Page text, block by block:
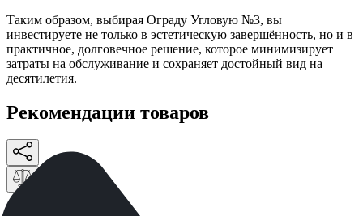
Таким образом, выбирая Ограду Угловую №3, вы
инвестируете не только в эстетическую завершённость, но и в
практичное, долговечное решение, которое минимизирует
затраты на обслуживание и сохраняет достойный вид на
десятилетия.
Рекомендации товаров